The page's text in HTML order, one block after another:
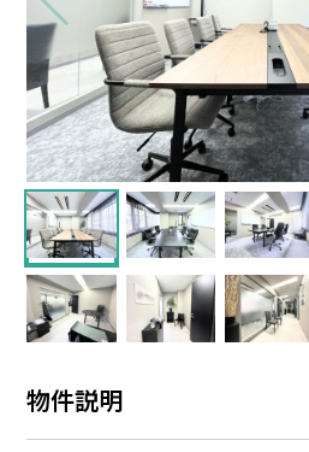
物件説明